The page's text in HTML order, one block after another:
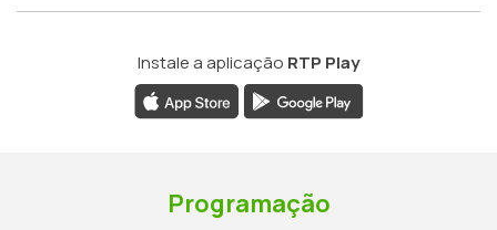
Instale a aplicação RTP Play
Programação